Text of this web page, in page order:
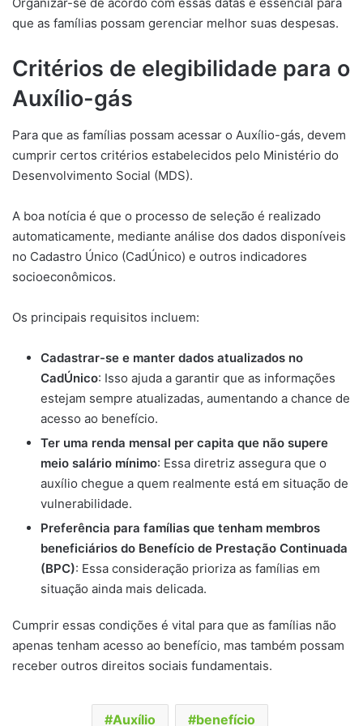
que as famílias possam gerenciar melhor suas despesas.
Critérios de elegibilidade para o
Auxílio-gás
Para que as famílias possam acessar o Auxílio-gás, devem
cumprir certos critérios estabelecidos pelo Ministério do
Desenvolvimento Social (MDS).
A boa notícia é que o processo de seleção é realizado
automaticamente, mediante análise dos dados disponíveis
no Cadastro Único (CadÚnico) e outros indicadores
socioeconômicos.
Os principais requisitos incluem:
Cadastrar-se e manter dados atualizados no
CadÚnico: Isso ajuda a garantir que as informações
estejam sempre atualizadas, aumentando a chance de
acesso ao benefício.
Ter uma renda mensal per capita que não supere
meio salário mínimo: Essa diretriz assegura que o
auxílio chegue a quem realmente está em situação de
vulnerabilidade.
Preferência para famílias que tenham membros
beneficiários do Benefício de Prestação Continuada
(BPC): Essa consideração prioriza as famílias em
situação ainda mais delicada.
Cumprir essas condições é vital para que as famílias não
apenas tenham acesso ao benefício, mas também possam
receber outros direitos sociais fundamentais.
Auxílio benefício